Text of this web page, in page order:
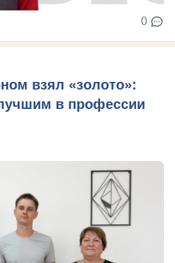
0
взял «золото»:
в профессии